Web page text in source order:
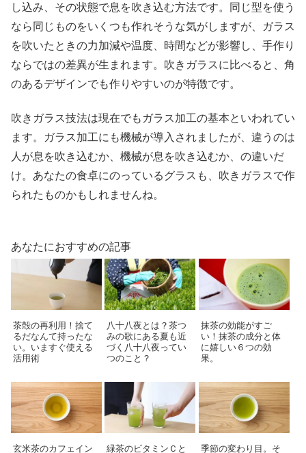
し込み、その状態で息を吹き込む方法です。同じ型を使う
なら同じものをいくつも作れそうな気がしますが、ガラス
を吹いたときの力加減や温度、時間などが影響し、手作り
ならではの差異が生まれます。吹きガラスに比べると、角
のあるデザインでも作りやすいのが特徴です。
吹きガラス技法は現在でもガラス加工の基本といわれてい
ます。ガラス加工にも機械が導入されましたが、違うのは
人が息を吹き込むか、機械が息を吹き込むか、の違いだ
け。あなたの食卓にのっているグラスも、吹きガラスで作
られたものかもしれませんね。
あなたにおすすめの記事
茶殻の再利用！捨て
るだなんて持ったな
い。いますぐ使える
活用術
八十八夜とは？茶つ
みの歌にある夏も近
づく八十八夜ってい
つのこと？
抹茶の効能がすご
い！抹茶の成分と体
に嬉しい６つの効
果。
玄米茶のカフェイン 緑茶のビタミンＣと 季節の変わり目。そ